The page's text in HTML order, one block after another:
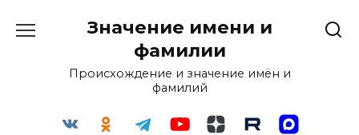
Значение имени и
фамилии
Происхождение и значение имён и
фамилий